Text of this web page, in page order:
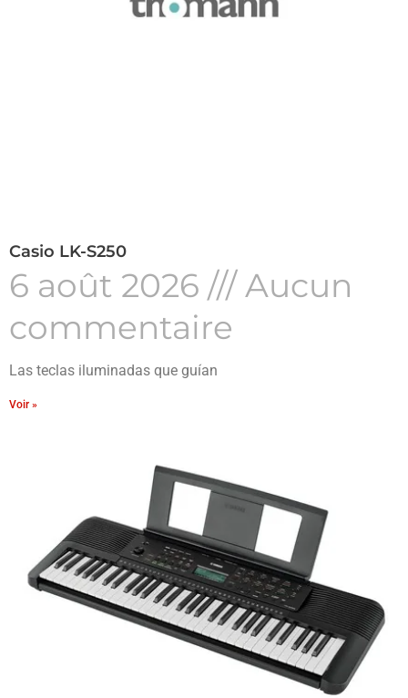
Casio LK-S250
6 août 2026
Aucun
commentaire
Las teclas iluminadas que guían
Voir »